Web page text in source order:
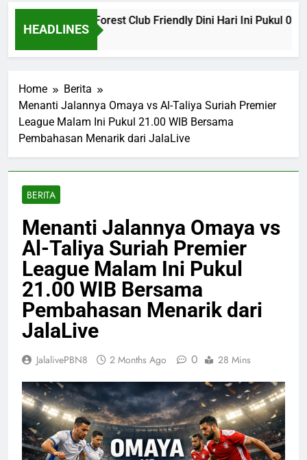
HEADLINES
Nottingham Forest Club Friendly Dini Hari Ini Pukul 02.00
Home
Berita
Menanti Jalannya Omaya vs Al-Taliya Suriah Premier
League Malam Ini Pukul 21.00 WIB Bersama
Pembahasan Menarik dari JalaLive
BERITA
Menanti Jalannya Omaya vs
Al-Taliya Suriah Premier
League Malam Ini Pukul
21.00 WIB Bersama
Pembahasan Menarik dari
JalaLive
JalalivePBN8 2 Months Ago 0 28 Mins